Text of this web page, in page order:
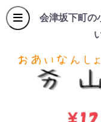
会津坂下町の